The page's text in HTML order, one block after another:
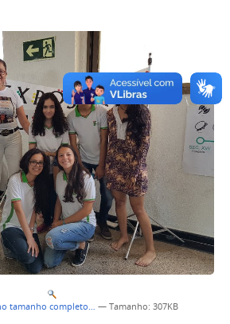
tamanho completo… — Tamanho: 307KB